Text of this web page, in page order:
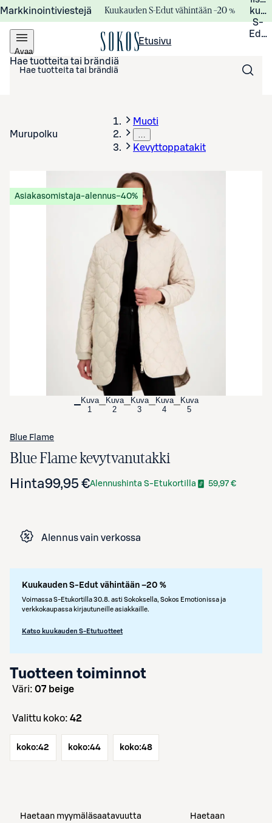
Markkinointiviestejä Kuukauden S-Edut vähintään –20 %
S-
Avaa
valikko
Etusivu
Hae tuotteita tai brändiä
Murupolku
Muoti
…
Kevyttoppatakit
Avaa tuotekuva suurennettuna
Asiakasomistaja-alennus−40%
Kuva
1
Kuva
2
Kuva
3
Kuva
4
Kuva
5
Blue Flame
Blue Flame kevytvanutakki
Hinta99,95 €Alennushinta S-Etukortilla 59,97 €
Alennus vain verkossa
Kuukauden S-Edut vähintään –20 %
Voimassa S-Etukortilla 30.8. asti Sokoksella, Sokos Emotionissa ja
verkkokaupassa kirjautuneille asiakkaille.
Katso kuukauden S-Etutuotteet
Tuotteen toiminnot
väri: 07 beige
Valittu koko: 42
koko:42 koko:44 koko:48
Haetaan myymäläsaatavuutta
Haetaan